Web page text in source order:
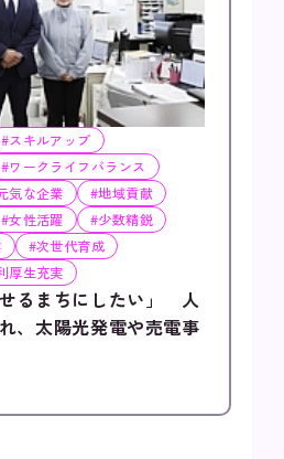
#スキルアップ
#ワークライフバランス
気な企業
#地域貢献
#女性活躍
#少数精鋭
#次世代育成
厚生充実
せるまちにしたい」 人
、太陽光発電や売電事